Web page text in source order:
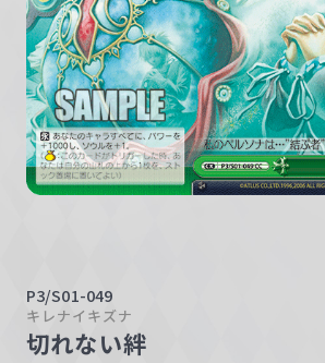
P3/S01-049
キレナイキズナ
切れない絆